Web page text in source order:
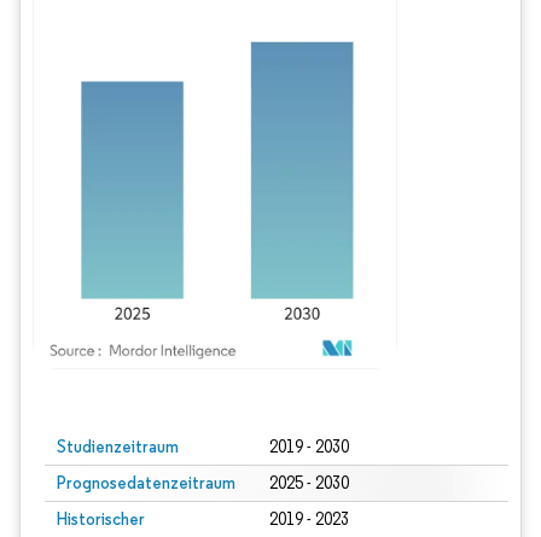
Studienzeitraum 2019 - 2030
Prognosedatenzeitraum 2025 - 2030
Historischer
2019 - 2023